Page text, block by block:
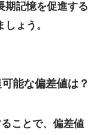
期記憶を促進する
ょう。
可能な偏差値は？
ることで、偏差値